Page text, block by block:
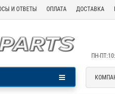
И ОТВЕТЫ ОПЛАТА ДОСТАВКА
ПН-